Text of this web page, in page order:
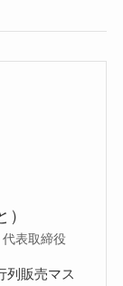
表取締役
列販売マス